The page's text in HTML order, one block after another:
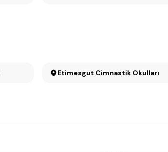
Etimesgut Cimnastik Okulları